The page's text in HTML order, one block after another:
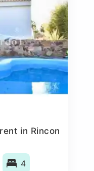
in Rincon
4